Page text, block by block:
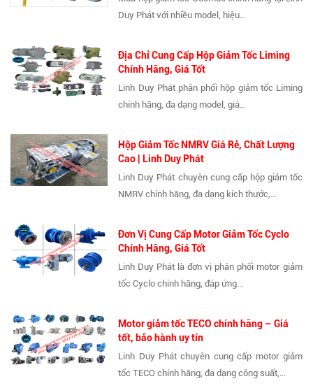
Duy Phát với nhiều model, hiệu...
Địa Chỉ Cung Cấp Hộp Giảm Tốc Liming
Chính Hãng, Giá Tốt
Linh Duy Phát phân phối hộp giảm tốc Liming
chính hãng, đa dạng model, giá...
Hộp Giảm Tốc NMRV Giá Rẻ, Chất Lượng
Cao | Linh Duy Phát
Linh Duy Phát chuyên cung cấp hộp giảm tốc
NMRV chính hãng, đa dạng kích thước,...
Đơn Vị Cung Cấp Motor Giảm Tốc Cyclo
Chính Hãng, Giá Tốt
Linh Duy Phát là đơn vị phân phối motor giảm
tốc Cyclo chính hãng, đáp ứng...
Motor giảm tốc TECO chính hãng – Giá
tốt, bảo hành uy tín
Linh Duy Phát chuyên cung cấp motor giảm
tốc TECO chính hãng, đa dạng công suất,...